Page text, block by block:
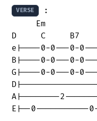
VERSE
:
D     C     B7
e|----0-0---0-
B|----0-0---0-
G|----0-0---0-
A|--------
E|--0-----------